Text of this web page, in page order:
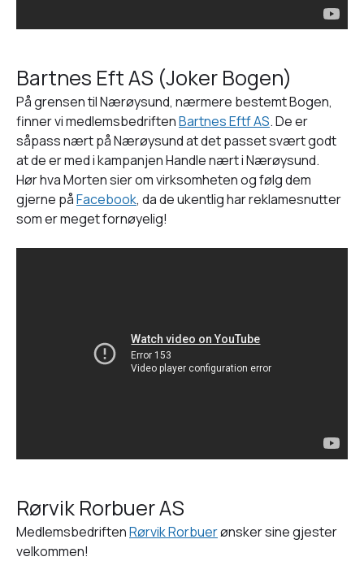
Bartnes Eft AS (Joker Bogen)
På grensen til Nærøysund, nærmere bestemt Bogen,
finner vi medlemsbedriftenBartnes Eftf AS. De er
såpass nært på Nærøysund at det passet svært godt
at de er med i kampanjen Handle nært i Nærøysund.
Hør hva Morten sier om virksomheten og følg dem
gjerne påFacebook, da de ukentlig har reklamesnutter
som er meget fornøyelig!
Rørvik Rorbuer AS
MedlemsbedriftenRørvik Rorbuerønsker sine gjester
velkommen!